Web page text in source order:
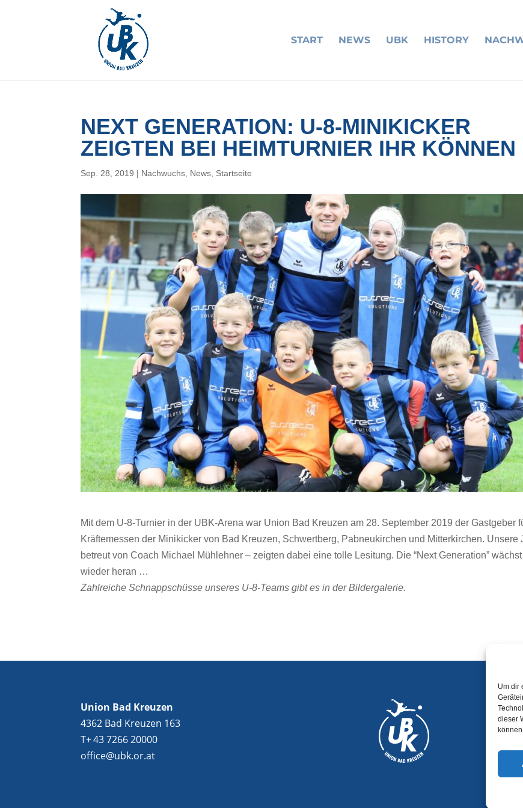
Um dir
dieser
START NEWS UBK HISTORY
NEXT GENERATION: U-8-MINIKICKER
ZEIGTEN BEI HEIMTURNIER IHR KÖNNEN
Sep. 28, 2019 | Nachwuchs News Startseite
Mit dem U-8-Turnier in der UBK-Arena war Union Bad Kreuzen am 28. September 2019 der Gastgeber
Kräftemessen der Minikicker von Bad Kreuzen, Schwertberg, Pabneukirchen und Mitterkirchen. Unsere
betreut von Coach Michael Mühlehner – zeigten dabei eine tolle Lesitung. Die “Next Generation”
wieder heran …
Zahlreiche Schnappschüsse unseres U-8-Teams gibt es in der Bildergalerie.
Union Bad Kreuzen
4362 Bad Kreuzen 163
T+ 43 7266 20000
office@ubk.or.at